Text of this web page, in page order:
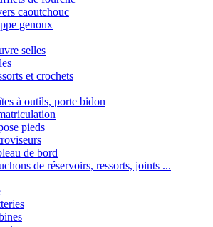
caoutchouc
genoux
selles
et crochets
à outils, porte bidon
pieds
de bord
de réservoirs, ressorts, joints ...